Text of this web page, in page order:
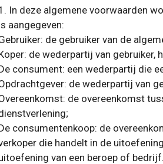
In deze algemene voorwaarden
aangegeven:
de gebruiker van de
de wederpartij van
consument: een wederpartij die
de wederpartij van
de overeenkomst
consumentenkoop: de
die handelt in de
van een beroep of bedrijf.